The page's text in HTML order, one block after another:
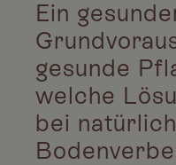
Ein
gesunde
welche
bei